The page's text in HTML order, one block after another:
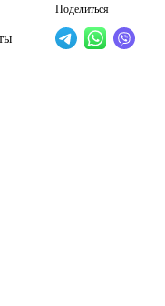
Поделиться